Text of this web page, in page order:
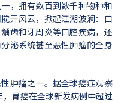
，拥有数百到数千种物种和
弄风云，掀起江湖波澜：口
齿和牙周炎等口腔疾病，还
泌系统甚至恶性肿瘤的全身
肿瘤之一。据全球癌症观察
，胃癌在全球新发病例中超过